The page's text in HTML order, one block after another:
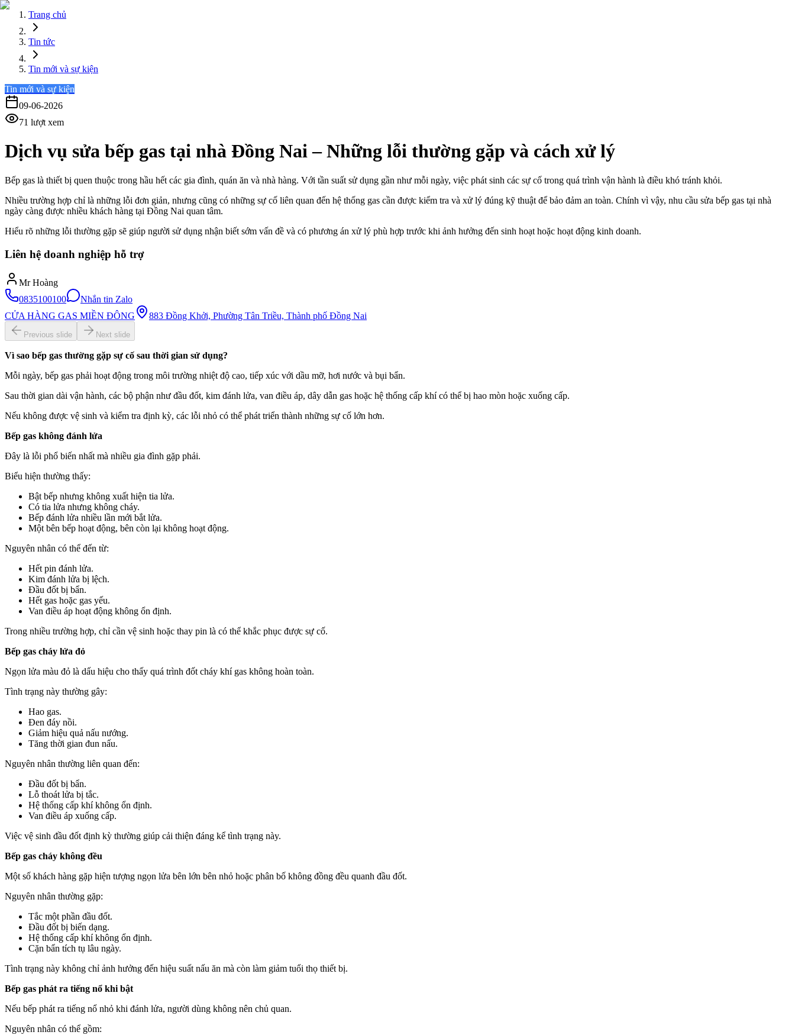
Trang chủ
Tin tức
Tin mới và sự kiện
Tin mới và sự kiện
09-06-2026
71 lượt xem
Dịch vụ sửa bếp gas tại nhà Đồng Nai – Những lỗi thường gặp và cách xử lý
Bếp gas là thiết bị quen thuộc trong hầu hết các gia đình, quán ăn và nhà hàng. Với tần suất sử dụng gần như mỗi ngày, việc phát sinh các sự cố trong quá trình vận hành là điều khó tránh khỏi.
Nhiều trường hợp chỉ là những lỗi đơn giản, nhưng cũng có những sự cố liên quan đến hệ thống gas cần được kiểm tra và xử lý đúng kỹ thuật để bảo đảm an toàn. Chính vì vậy, nhu cầu sửa bếp gas tại nhà
ngày càng được nhiều khách hàng tại Đồng Nai quan tâm.
Hiểu rõ những lỗi thường gặp sẽ giúp người sử dụng nhận biết sớm vấn đề và có phương án xử lý phù hợp trước khi ảnh hưởng đến sinh hoạt hoặc hoạt động kinh doanh.
Liên hệ doanh nghiệp hỗ trợ
Mr Hoàng
0835100100
Nhắn tin Zalo
CỬA HÀNG GAS MIỀN ĐÔNG
883 Đồng Khởi, Phường Tân Triều, Thành phố Đồng Nai
Previous slide Next slide
Vì sao bếp gas thường gặp sự cố sau thời gian sử dụng?
Mỗi ngày, bếp gas phải hoạt động trong môi trường nhiệt độ cao, tiếp xúc với dầu mỡ, hơi nước và bụi bẩn.
Sau thời gian dài vận hành, các bộ phận như đầu đốt, kim đánh lửa, van điều áp, dây dẫn gas hoặc hệ thống cấp khí có thể bị hao mòn hoặc xuống cấp.
Nếu không được vệ sinh và kiểm tra định kỳ, các lỗi nhỏ có thể phát triển thành những sự cố lớn hơn.
Bếp gas không đánh lửa
Đây là lỗi phổ biến nhất mà nhiều gia đình gặp phải.
Biểu hiện thường thấy:
Bật bếp nhưng không xuất hiện tia lửa.
Có tia lửa nhưng không cháy.
Bếp đánh lửa nhiều lần mới bắt lửa.
Một bên bếp hoạt động, bên còn lại không hoạt động.
Nguyên nhân có thể đến từ:
Hết pin đánh lửa.
Kim đánh lửa bị lệch.
Đầu đốt bị bẩn.
Hết gas hoặc gas yếu.
Van điều áp hoạt động không ổn định.
Trong nhiều trường hợp, chỉ cần vệ sinh hoặc thay pin là có thể khắc phục được sự cố.
Bếp gas cháy lửa đỏ
Ngọn lửa màu đỏ là dấu hiệu cho thấy quá trình đốt cháy khí gas không hoàn toàn.
Tình trạng này thường gây:
Hao gas.
Đen đáy nồi.
Giảm hiệu quả nấu nướng.
Tăng thời gian đun nấu.
Nguyên nhân thường liên quan đến:
Đầu đốt bị bẩn.
Lỗ thoát lửa bị tắc.
Hệ thống cấp khí không ổn định.
Van điều áp xuống cấp.
Việc vệ sinh đầu đốt định kỳ thường giúp cải thiện đáng kể tình trạng này.
Bếp gas cháy không đều
Một số khách hàng gặp hiện tượng ngọn lửa bên lớn bên nhỏ hoặc phân bố không đồng đều quanh đầu đốt.
Nguyên nhân thường gặp:
Tắc một phần đầu đốt.
Đầu đốt bị biến dạng.
Hệ thống cấp khí không ổn định.
Cặn bẩn tích tụ lâu ngày.
Tình trạng này không chỉ ảnh hưởng đến hiệu suất nấu ăn mà còn làm giảm tuổi thọ thiết bị.
Bếp gas phát ra tiếng nổ khi bật
Nếu bếp phát ra tiếng nổ nhỏ khi đánh lửa, người dùng không nên chủ quan.
Nguyên nhân có thể gồm: